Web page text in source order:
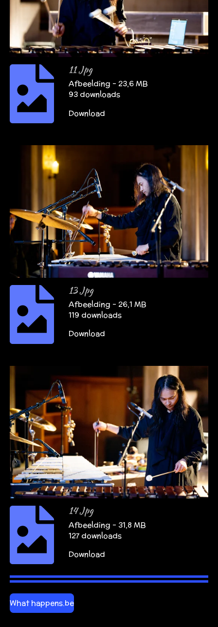
11 Jpg
Afbeelding – 23,6 MB
93 downloads
Download
13 Jpg
Afbeelding – 26,1 MB
119 downloads
Download
14 Jpg
Afbeelding – 31,8 MB
127 downloads
Download
What happens.be